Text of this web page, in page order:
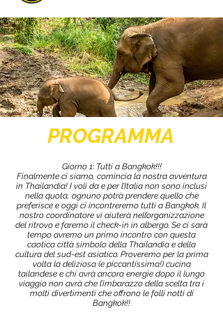
PROGRAMMA
Giorno 1: Tutti a Bangkok!!!
Finalmente ci siamo, comincia la nostra avventura
in Thailandia! I voli da e per l’Italia non sono inclusi
nella quota, ognuno potrà prendere quello che
preferisce e oggi ci incontreremo tutti a Bangkok. Il
nostro coordinatore vi aiuterà nell’organizzazione
del ritrovo e faremo il check-in in albergo. Se ci sarà
tempo avremo un primo incontro con questa
caotica città simbolo della Thailandia e della
cultura del sud-est asiatico. Proveremo per la prima
volta la deliziosa (e piccantissima!) cucina
tailandese e chi avrà ancora energie dopo il lungo
viaggio non avrà che l’imbarazzo della scelta tra i
molti divertimenti che offrono le folli notti di
Bangkok!!